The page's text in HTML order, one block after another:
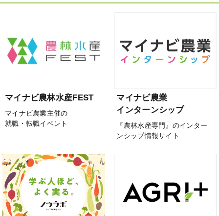
マイナビ農林水産FEST
マイナビ農業主催の
就職・転職イベント
マイナビ農業
インターンシップ
『農林水産専門』のインター
ンシップ情報サイト